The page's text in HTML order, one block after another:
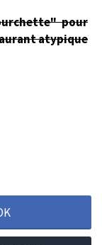
pour
atypique